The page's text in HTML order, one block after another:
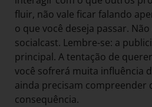
fluir, não vale ficar falando
o que você deseja passar.
socialcast. Lembre-se: a
principal. A tentação de
você sofrerá muita influência
ainda precisam compreender
consequência.